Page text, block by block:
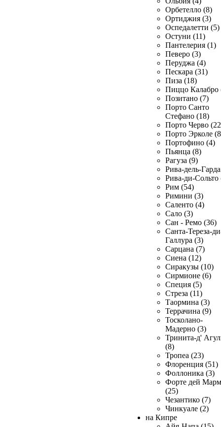
Орбетелло (8)
Ортиджия (3)
Оспедалетти (5)
Остуни (11)
Пантелерия (1)
Певеро (3)
Перуджа (4)
Пескара (31)
Пиза (18)
Пиццо Калабро
Позитано (7)
Порто Санто
Стефано (18)
Порто Черво
Порто Эрколе
Портофино (4)
Пьянца (8)
Рагуза (9)
Рива-дель-
Рива-ди-Сольто
Рим (54)
Римини (3)
Саленто (4)
Сало (3)
Сан - Ремо (36)
Санта-Тереза-
Галлура (3)
Сарцана (7)
Сиена (12)
Сиракузы (10)
Сирмионе (6)
Специя (5)
Стреза (11)
Таормина (3)
Террачина (9)
Тосколано-
Мадерно (3)
Тринита-д'
(8)
Тропеа (23)
Флоренция (51)
Фоллоника (3)
Форте дей
(25)
Чезантико (7)
Чинкуале (2)
на Кипре